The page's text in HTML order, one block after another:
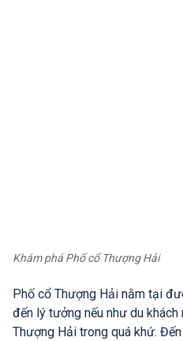
Khám phá Phố cổ Thượng Hải
Phố cổ Thượng Hải nằm tại
đến lý tưởng nếu như du
Thượng Hải trong quá khứ.